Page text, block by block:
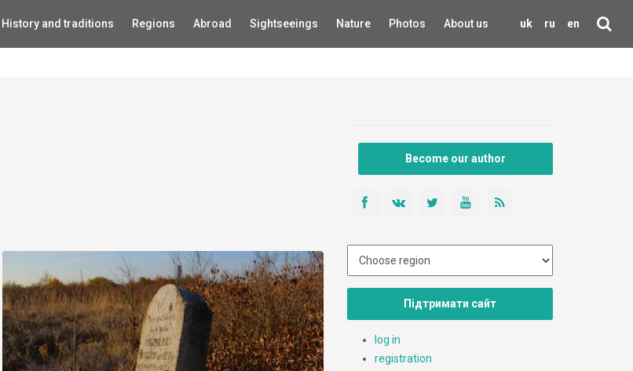
uk ru en
History and traditions Regions Abroad Sightseeings Nature Photos About us
Become our author
Підтримати сайт
log in
registration